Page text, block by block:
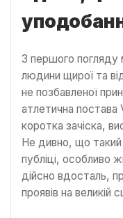
З першого погляду
людини щирої та
не позбавленої
атлетична постава
коротка зачіска,
Не дивно, що
публіці, особливо
дійсно вдосталь,
проявів на великій